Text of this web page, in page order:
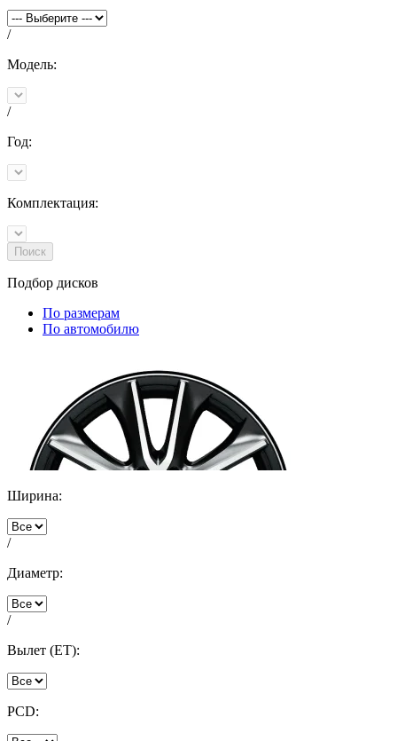
/
Модель:
/
Год:
Комплектация:
Поиск
Подбор дисков
По размерам
По автомобилю
Ширина:
/
Диаметр:
/
Вылет (ET):
PCD: